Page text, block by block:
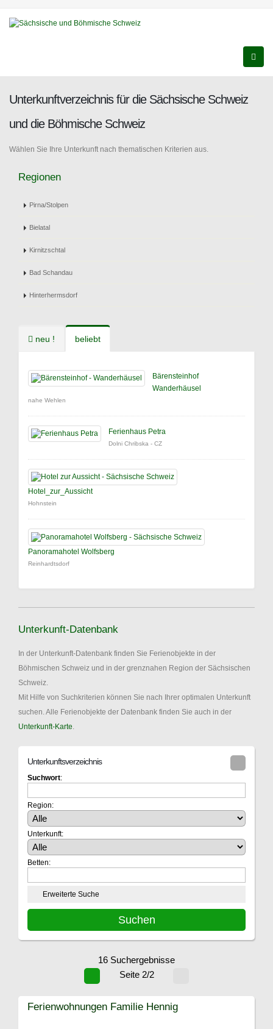
Unterkunftverzeichnis für die Sächsische Schweiz
und die Böhmische Schweiz
Wählen Sie Ihre Unterkunft nach thematischen Kriterien aus.
Regionen
Pirna/Stolpen
Bielatal
Kirnitzschtal
Bad Schandau
Hinterhermsdorf
neu ! beliebt
Bärensteinhof
Wanderhäusel
nahe Wehlen
Ferienhaus Petra
Dolni Chribska - CZ
Hotel_zur_Aussicht
Hohnstein
Panoramahotel Wolfsberg
Reinhardtsdorf
Unterkunft-Datenbank
In der Unterkunft-Datenbank finden Sie Ferienobjekte in der
Böhmischen Schweiz und in der grenznahen Region der Sächsischen
Schweiz.
Mit Hilfe von Suchkriterien können Sie nach Ihrer optimalen Unterkunft
suchen. Alle Ferienobjekte der Datenbank finden Sie auch in der
Unterkunft-Karte
Unterkunftsverzeichnis
Suchwort:
Region:
Unterkunft:
Betten:
Erweiterte Suche
16 Suchergebnisse
Seite 2/2
Ferienwohnungen Familie Hennig